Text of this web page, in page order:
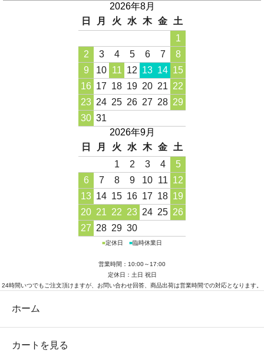
2026年8月
日
月 火 水 木 金
土
1
2
3 4 5 6 7
8
9
10 11 12 13 14 15
16 17 18 19 20 21 22
23 24 25 26 27 28 29
30 31
2026年9月
日
月 火 水 木 金
土
1
2 3 4
5
6
7 8 9 10 11 12
13 14 15 16 17 18 19
20 21 22 23 24 25 26
27 28 29 30
■定休日 ■臨時休業日
営業時間：10:00～17:00
定休日：土日 祝日
24時間いつでもご注文頂けますが、お問い合わせ回答、商品出荷は営業時間での対応となります。
ホーム
カートを見る